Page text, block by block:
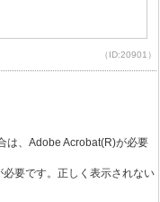
（ID:20901）
は、Adobe Acrobat(R)が必要
要です。正しく表示されない